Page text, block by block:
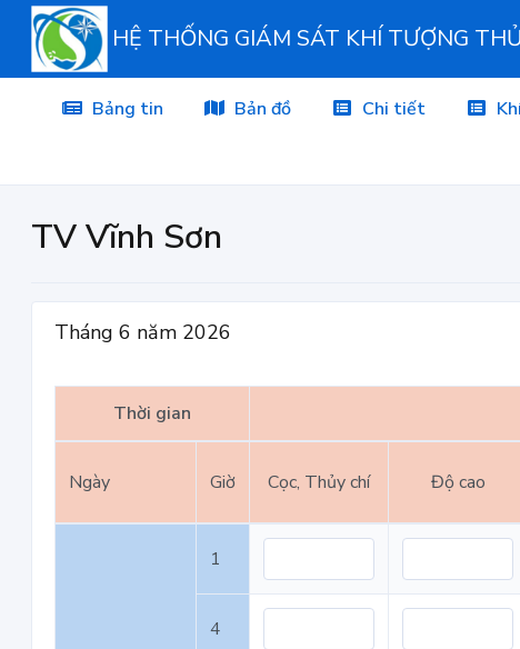
HỆ THỐNG GIÁM SÁT KHÍ TƯỢNG
Bảng tin Bản đồ Chi tiết
TV Vĩnh Sơn
Tháng 6 năm 2026
Thời gian
Ngày Giờ Cọc, Thủy chí Độ cao
1
4